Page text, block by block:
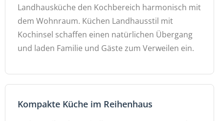
Landhausküche den Kochbereich harmonisch mit
dem Wohnraum. Küchen Landhausstil mit
Kochinsel schaffen einen natürlichen Übergang
und laden Familie und Gäste zum Verweilen ein.
Kompakte Küche im Reihenhaus